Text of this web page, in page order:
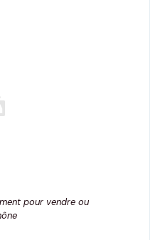
pour vendre ou